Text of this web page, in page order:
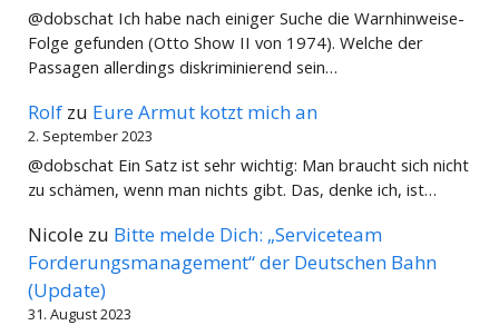
@dobschat Ich habe nach einiger Suche die Warnhinweise-
Folge gefunden (Otto Show II von 1974). Welche der
Passagen allerdings diskriminierend sein…
Rolf zu Eure Armut kotzt mich an
2. September 2023
@dobschat Ein Satz ist sehr wichtig: Man braucht sich nicht
zu schämen, wenn man nichts gibt. Das, denke ich, ist…
Nicole zu Bitte melde Dich: „Serviceteam
Forderungsmanagement“ der Deutschen Bahn
(Update)
31. August 2023